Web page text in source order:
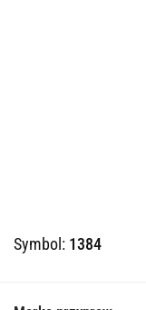
Symbol: 1384